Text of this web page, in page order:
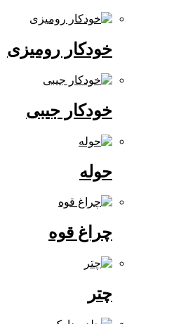
خودکار رومیزی
خودکار جیبی
چراغ قوه